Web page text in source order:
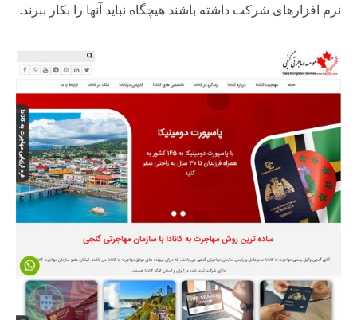
نرم افزارهای شرکت داشته باشند هیچگاه نباید آنها را بکار ببرند.